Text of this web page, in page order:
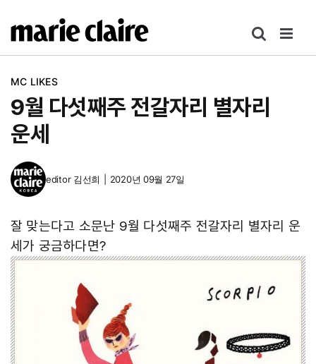
텐
MC LIKES
9월 다섯째주 전갈자리 별자리
운세
editor 김선희 2020년 09월 27일
잘 맞는다고 소문난 9월 다섯째주 전갈자리 별자리 운
세가 궁금하다면?